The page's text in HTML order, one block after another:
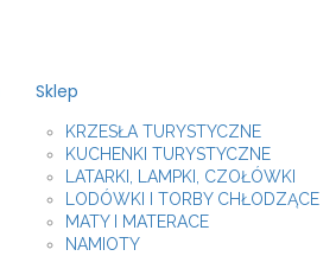
Sklep
KRZESŁA TURYSTYCZNE
KUCHENKI TURYSTYCZNE
LATARKI, LAMPKI, CZOŁÓWKI
LODÓWKI I TORBY CHŁODZĄCE
MATY I MATERACE
NAMIOTY